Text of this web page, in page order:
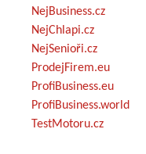
NejBusiness.cz
NejChlapi.cz
NejSenioři.cz
ProdejFirem.eu
ProfiBusiness.eu
ProfiBusiness.world
TestMotoru.cz